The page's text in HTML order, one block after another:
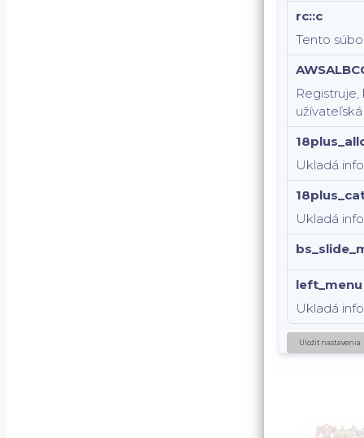
rc::c
Tento
Ukladá
Ukladá
left_menu
Ukladá
Uložiť nastavenia